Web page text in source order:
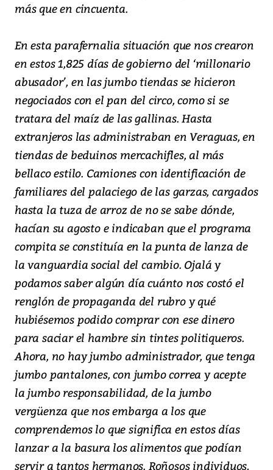
más que en cincuenta.
En esta parafernalia situación que nos crearon
en estos 1,825 días de gobierno del ‘millonario
abusador’, en las jumbo tiendas se hicieron
negociados con el pan del circo, como si se
tratara del maíz de las gallinas. Hasta
extranjeros las administraban en Veraguas, en
tiendas de beduinos mercachifles, al más
bellaco estilo. Camiones con identificación de
familiares del palaciego de las garzas, cargados
hasta la tuza de arroz de no se sabe dónde,
hacían su agosto e indicaban que el programa
compita se constituía en la punta de lanza de
la vanguardia social del cambio. Ojalá y
podamos saber algún día cuánto nos costó el
renglón de propaganda del rubro y qué
hubiésemos podido comprar con ese dinero
para saciar el hambre sin tintes politiqueros.
Ahora, no hay jumbo administrador, que tenga
jumbo pantalones, con jumbo correa y acepte
la jumbo responsabilidad, de la jumbo
vergüenza que nos embarga a los que
comprendemos lo que significa en estos días
lanzar a la basura los alimentos que podían
servir a tantos hermanos. Roñosos individuos,